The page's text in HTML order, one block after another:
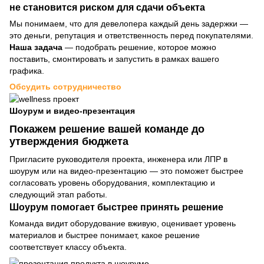
не становится риском для сдачи объекта
Мы понимаем, что для девелопера каждый день задержки —
это деньги, репутация и ответственность перед покупателями.
Наша задача — подобрать решение, которое можно
поставить, смонтировать и запустить в рамках вашего
графика.
Обсудить сотрудничество
Шоурум и видео-презентация
Покажем решение вашей команде до
утверждения бюджета
Пригласите руководителя проекта, инженера или ЛПР в
шоурум или на видео-презентацию — это поможет быстрее
согласовать уровень оборудования, комплектацию и
следующий этап работы.
Шоурум помогает быстрее принять решение
Команда видит оборудование вживую, оценивает уровень
материалов и быстрее понимает, какое решение
соответствует классу объекта.